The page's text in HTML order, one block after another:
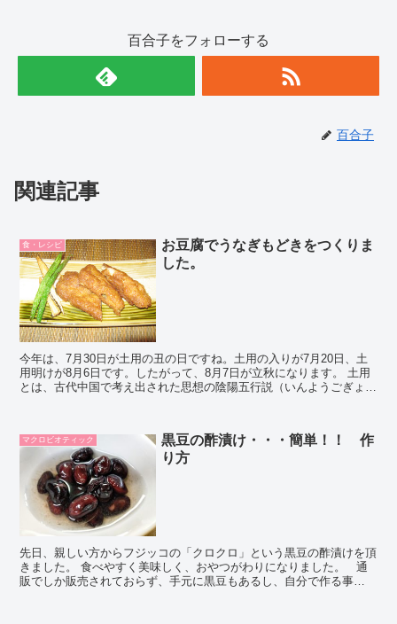
百合子をフォローする
百合子
関連記事
食・レシピ
お豆腐でうなぎもどきをつくりま
した。
今年は、7月30日が土用の丑の日ですね。土用の入りが7月20日、土
用明けが8月6日です。したがって、8月7日が立秋になります。 土用
とは、古代中国で考え出された思想の陰陽五行説（いんようごぎょう
マクロビオティック
黒豆の酢漬け・・・簡単！！ 作
り方
先日、親しい方からフジッコの「クロクロ」という黒豆の酢漬けを頂
きました。 食べやすく美味しく、おやつがわりになりました。 通
販でしか販売されておらず、手元に黒豆もあるし、自分で作る事